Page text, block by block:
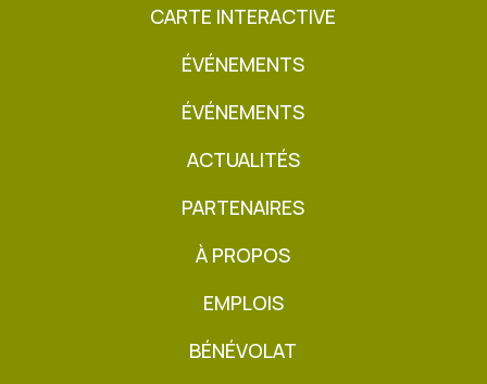
CARTE INTERACTIVE
ÉVÉNEMENTS
ÉVÉNEMENTS
ACTUALITÉS
PARTENAIRES
À PROPOS
EMPLOIS
BÉNÉVOLAT